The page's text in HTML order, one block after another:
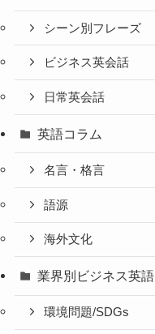
シーン別フレーズ
ビジネス英会話
日常英会話
英語コラム
名言・格言
語源
海外文化
業界別ビジネス英語
環境問題/SDGs